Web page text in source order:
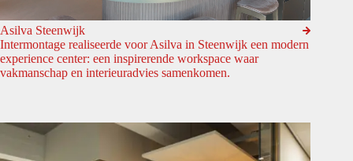
Asilva Steenwijk
Intermontage realiseerde voor Asilva in Steenwijk een modern
experience center: een inspirerende workspace waar
vakmanschap en interieuradvies samenkomen.